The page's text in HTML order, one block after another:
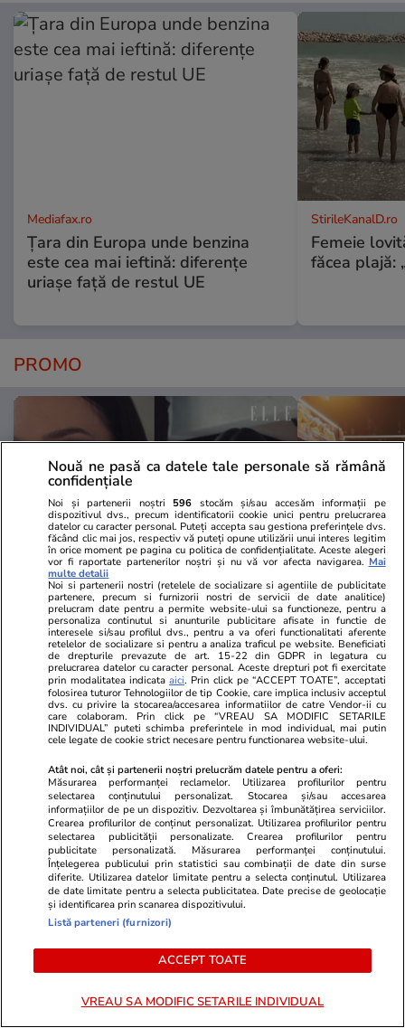
Mediafax.ro
Țara din Europa unde benzina
este cea mai ieftină: diferențe
uriașe față de restul UE
StirileKanalD.ro
Femeie
făcea plajă:
PROMO
Advertorial
Smart is the new chic: Cum ne
ajută tehnologia să ne reinventăm
Advertorial
Înscrie-te
voucher de
PARTENERI
Wowbiz.ro
El este militarul în vârstă de 26
de ani găsit mort în pădurea
Babadag. Fusese dat dispărut
Redactia.ro
Atentie!
deschide
Zodiile care
Nouă ne pasă ca datele tale personale să rămână
confidențiale
Noi și partenerii noștri 596 stocăm și/sau accesăm informații pe
dispozitivul dvs., precum identificatorii cookie unici pentru prelucrarea
datelor cu caracter personal. Puteți accepta sau gestiona preferințele dvs.
făcând clic mai jos, respectiv vă puteți opune utilizării unui interes legitim
în orice moment pe pagina cu politica de confidențialitate. Aceste alegeri
vor fi raportate partenerilor noștri și nu vă vor afecta navigarea. Mai
multe detalii
Noi si partenerii nostri (retelele de socializare si agentiile de publicitate
partenere, precum si furnizorii nostri de servicii de date analitice)
prelucram date pentru a permite website-ului sa functioneze, pentru a
personaliza continutul si anunturile publicitare afisate in functie de
interesele si/sau profilul dvs., pentru a va oferi functionalitati aferente
retelelor de socializare si pentru a analiza traficul pe website. Beneficiati
de drepturile prevazute de art. 15-22 din GDPR in legatura cu
prelucrarea datelor cu caracter personal. Aceste drepturi pot fi exercitate
prin modalitatea indicataaici. Prin click pe “ACCEPT TOATE”, acceptati
folosirea tuturor Tehnologiilor de tip Cookie, care implica inclusiv acceptul
dvs. cu privire la stocarea/accesarea informatiilor de catre Vendor-ii cu
care colaboram. Prin click pe “VREAU SA MODIFIC SETARILE
INDIVIDUAL” puteti schimba preferintele in mod individual, mai putin
cele legate de cookie strict necesare pentru functionarea website-ului.
Atât noi, cât și partenerii noștri prelucrăm datele pentru a oferi:
Măsurarea performanței reclamelor. Utilizarea profilurilor pentru
selectarea conținutului personalizat. Stocarea și/sau accesarea
informațiilor de pe un dispozitiv. Dezvoltarea și îmbunătățirea serviciilor.
Crearea profilurilor de conținut personalizat. Utilizarea profilurilor pentru
selectarea publicității personalizate. Crearea profilurilor pentru
publicitate personalizată. Măsurarea performanței conținutului.
Înțelegerea publicului prin statistici sau combinații de date din surse
diferite. Utilizarea datelor limitate pentru a selecta conținutul. Utilizarea
de date limitate pentru a selecta publicitatea. Date precise de geolocație
și identificarea prin scanarea dispozitivului.
Listă parteneri (furnizori)
ACCEPT TOATE
VREAU SA MODIFIC SETARILE INDIVIDUAL